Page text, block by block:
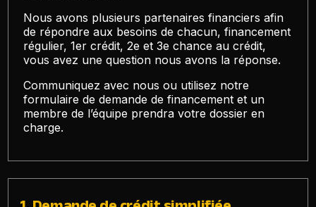
Nous avons plusieurs partenaires financiers afin
de répondre aux besoins de chacun, financement
régulier, 1er crédit, 2e et 3e chance au crédit,
vous avez une question nous avons la réponse.
Communiquez avec nous ou utilisez notre
formulaire de demande de financement et un
membre de l’équipe prendra votre dossier en
charge.